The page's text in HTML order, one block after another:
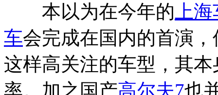
本以为在今年的 上
车会完成在国内的首演，
这样高关注的车型，其
率。加之国产高尔夫7也